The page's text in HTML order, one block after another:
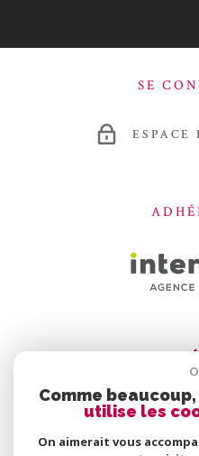
SE
ESPACE
Comme
utilise les
On aimerait vous